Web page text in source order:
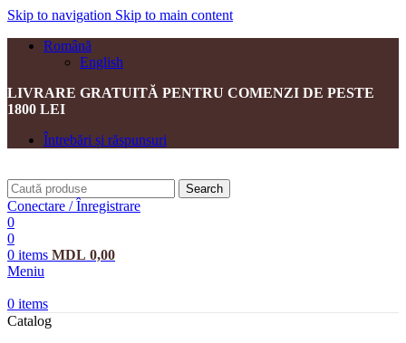
Skip to navigation Skip to main content
Română
English
LIVRARE GRATUITĂ PENTRU COMENZI DE PESTE
1800 LEI
Întrebări și răspunsuri
Search
Conectare / Înregistrare
0
0
0 items MDL 0,00
Meniu
0 items
Catalog